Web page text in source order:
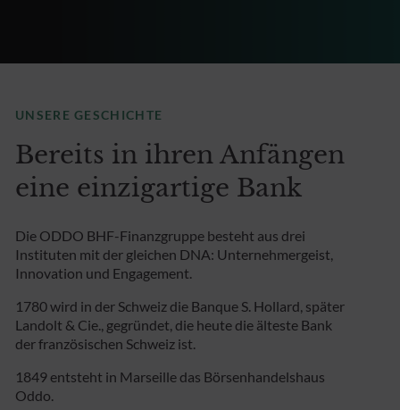
UNSERE GESCHICHTE
Bereits in ihren Anfängen
eine einzigartige Bank
Die ODDO BHF-Finanzgruppe besteht aus drei
Instituten mit der gleichen DNA: Unternehmergeist,
Innovation und Engagement.
1780 wird in der Schweiz die Banque S. Hollard, später
Landolt & Cie., gegründet, die heute die älteste Bank
der französischen Schweiz ist.
1849 entsteht in Marseille das Börsenhandelshaus
Oddo.